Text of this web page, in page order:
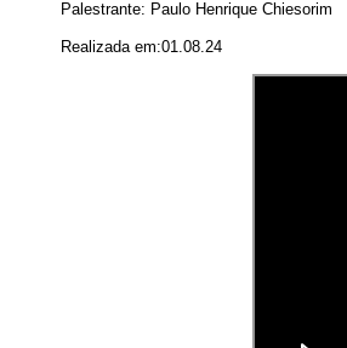
Palestrante: Paulo Henrique Chiesorim
Realizada em:01.08.24